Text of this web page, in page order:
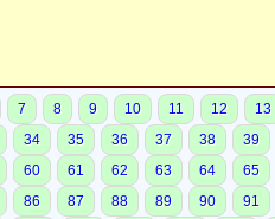
7 8 9 10 11 12
13
34 35 36 37 38
39
60 61 62 63 64
65
86 87 88 89 90
91